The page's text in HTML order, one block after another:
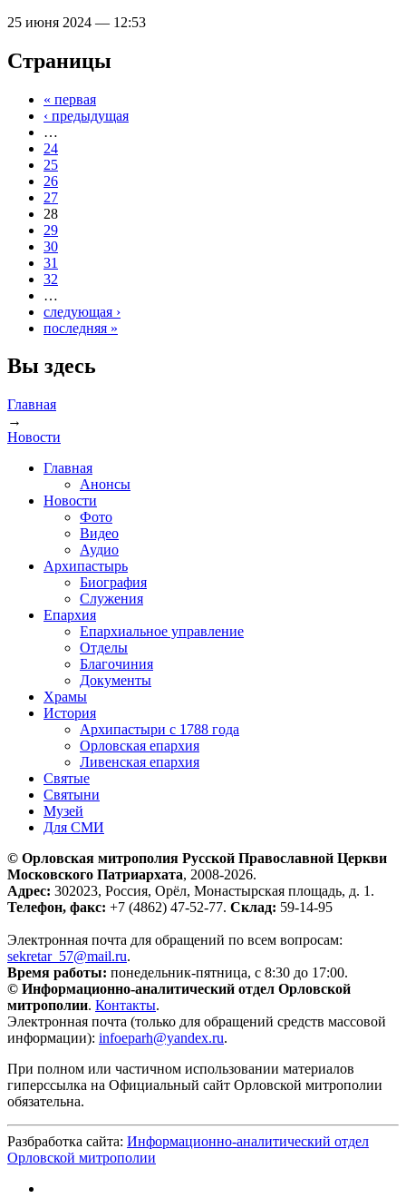
25 июня 2024 — 12:53
Страницы
« первая
‹ предыдущая
…
24
25
26
27
28
29
30
31
32
…
следующая ›
последняя »
Вы здесь
Главная
→
Новости
Главная
Анонсы
Новости
Фото
Видео
Аудио
Архипастырь
Биография
Служения
Епархия
Епархиальное управление
Отделы
Благочиния
Документы
Храмы
История
Архипастыри с 1788 года
Орловская епархия
Ливенская епархия
Святые
Святыни
Музей
Для СМИ
© Орловская митрополия Русской Православной Церкви
Московского Патриархата, 2008-2026.
Адрес: 302023, Россия, Орёл, Монастырская площадь, д. 1.
Телефон, факс: +7 (4862) 47-52-77. Склад: 59-14-95
Электронная почта для обращений по всем вопросам:
sekretar_57@mail.ru.
Время работы: понедельник-пятница, с 8:30 до 17:00.
© Информационно-аналитический отдел Орловской
митрополии. Контакты.
Электронная почта (только для обращений средств массовой
информации): infoeparh@yandex.ru.
При полном или частичном использовании материалов
гиперссылка на Официальный сайт Орловской митрополии
обязательна.
Разбработка сайта: Информационно-аналитический отдел
Орловской митрополии